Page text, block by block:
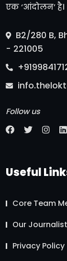
एक ‘आंदोलन’ है।
B2/280 B,
- 221005
Follow us
Useful
Core Team
Our
Privacy Policy